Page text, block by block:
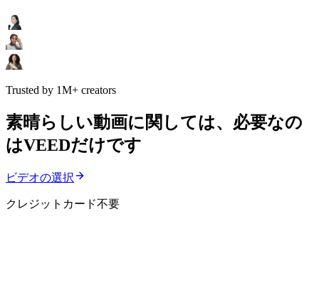
Trusted by 1M+ creators
素晴らしい動画に関しては、必要なの
はVEEDだけです
ビデオの選択
クレジットカード不要